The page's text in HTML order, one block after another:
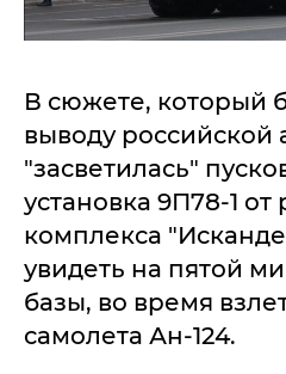
В сюжете, который
выводу
"засветилась"
установка 9П78-1 от
комплекса
увидеть на пятой
базы, во время
самолета Ан-124.